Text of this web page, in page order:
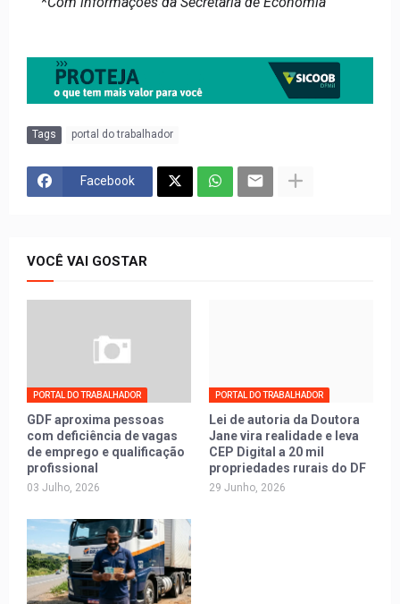
Tags portal do trabalhador
Facebook
VOCÊ VAI GOSTAR
PORTAL DO TRABALHADOR
GDF aproxima pessoas
com deficiência de vagas
de emprego e qualificação
profissional
03 Julho, 2026
PORTAL DO TRABALHADOR
Lei de autoria da Doutora
Jane vira realidade e leva
CEP Digital a 20 mil
propriedades rurais do DF
29 Junho, 2026